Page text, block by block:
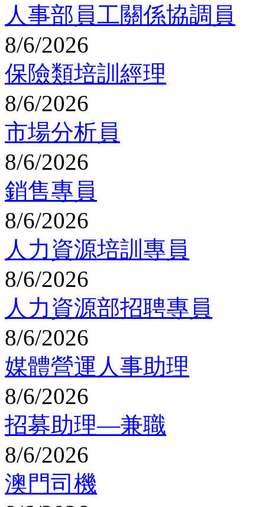
人事部員工關係協調員
8/6/2026
保險類培訓經理
8/6/2026
市場分析員
8/6/2026
銷售專員
8/6/2026
人力資源培訓專員
8/6/2026
人力資源部招聘專員
8/6/2026
媒體營運人事助理
8/6/2026
招募助理—兼職
8/6/2026
澳門司機